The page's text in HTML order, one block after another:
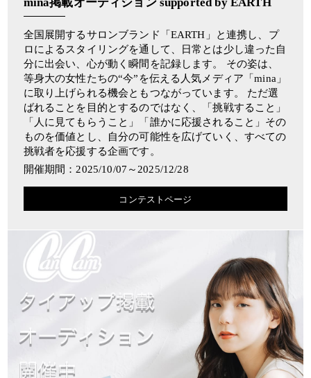
全国展開するサロンブランド「EARTH」と連携し、プ
ロによるスタイリングを通して、日常とは少し違った自
分に出会い、心が動く瞬間を記録します。 その姿は、
等身大の女性たちの“今”を伝える人気メディア「mina」
に取り上げられる機会ともつながっています。 ただ選
ばれることを目的とするのではなく、「挑戦すること」
「人に見てもらうこと」「誰かに応援されること」その
ものを価値とし、自分の可能性を広げていく、すべての
挑戦者を応援する企画です。
開催期間：2025/10/07～2025/12/28
コンテストページ